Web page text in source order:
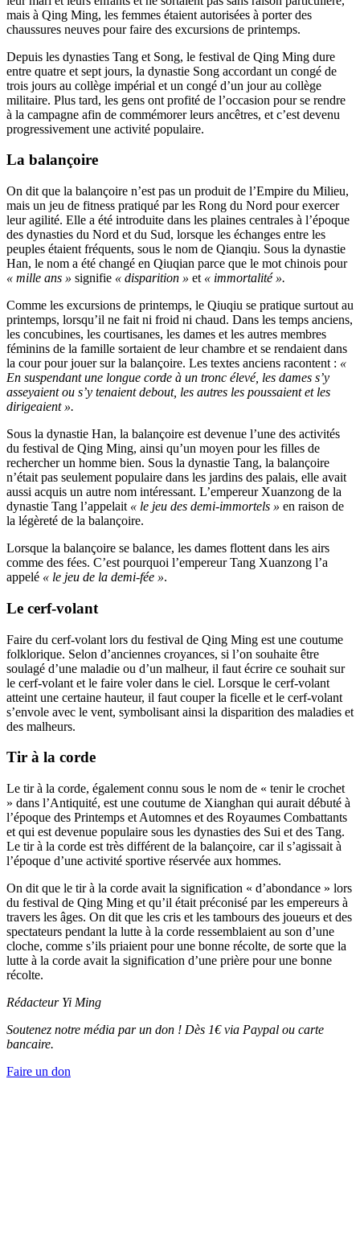
mais à Qing Ming, les femmes étaient autorisées à porter des
chaussures neuves pour faire des excursions de printemps.
Depuis les dynasties Tang et Song, le festival de Qing Ming dure
entre quatre et sept jours, la dynastie Song accordant un congé de
trois jours au collège impérial et un congé d’un jour au collège
militaire. Plus tard, les gens ont profité de l’occasion pour se rendre
à la campagne afin de commémorer leurs ancêtres, et c’est devenu
progressivement une activité populaire.
La balançoire
On dit que la balançoire n’est pas un produit de l’Empire du Milieu,
mais un jeu de fitness pratiqué par les Rong du Nord pour exercer
leur agilité. Elle a été introduite dans les plaines centrales à l’époque
des dynasties du Nord et du Sud, lorsque les échanges entre les
peuples étaient fréquents, sous le nom de Qianqiu. Sous la dynastie
Han, le nom a été changé en Qiuqian parce que le mot chinois pour
« mille ans » signifie « disparition » et « immortalité ».
Comme les excursions de printemps, le Qiuqiu se pratique surtout au
printemps, lorsqu’il ne fait ni froid ni chaud. Dans les temps anciens,
les concubines, les courtisanes, les dames et les autres membres
féminins de la famille sortaient de leur chambre et se rendaient dans
la cour pour jouer sur la balançoire. Les textes anciens racontent : «
En suspendant une longue corde à un tronc élevé, les dames s’y
asseyaient ou s’y tenaient debout, les autres les poussaient et les
dirigeaient ».
Sous la dynastie Han, la balançoire est devenue l’une des activités
du festival de Qing Ming, ainsi qu’un moyen pour les filles de
rechercher un homme bien. Sous la dynastie Tang, la balançoire
n’était pas seulement populaire dans les jardins des palais, elle avait
aussi acquis un autre nom intéressant. L’empereur Xuanzong de la
dynastie Tang l’appelait « le jeu des demi-immortels » en raison de
la légèreté de la balançoire.
Lorsque la balançoire se balance, les dames flottent dans les airs
comme des fées. C’est pourquoi l’empereur Tang Xuanzong l’a
appelé « le jeu de la demi-fée ».
Le cerf-volant
Faire du cerf-volant lors du festival de Qing Ming est une coutume
folklorique. Selon d’anciennes croyances, si l’on souhaite être
soulagé d’une maladie ou d’un malheur, il faut écrire ce souhait sur
le cerf-volant et le faire voler dans le ciel. Lorsque le cerf-volant
atteint une certaine hauteur, il faut couper la ficelle et le cerf-volant
s’envole avec le vent, symbolisant ainsi la disparition des maladies et
des malheurs.
Tir à la corde
Le tir à la corde, également connu sous le nom de « tenir le crochet
» dans l’Antiquité, est une coutume de Xianghan qui aurait débuté à
l’époque des Printemps et Automnes et des Royaumes Combattants
et qui est devenue populaire sous les dynasties des Sui et des Tang.
Le tir à la corde est très différent de la balançoire, car il s’agissait à
l’époque d’une activité sportive réservée aux hommes.
On dit que le tir à la corde avait la signification « d’abondance » lors
du festival de Qing Ming et qu’il était préconisé par les empereurs à
travers les âges. On dit que les cris et les tambours des joueurs et des
spectateurs pendant la lutte à la corde ressemblaient au son d’une
cloche, comme s’ils priaient pour une bonne récolte, de sorte que la
lutte à la corde avait la signification d’une prière pour une bonne
récolte.
Rédacteur Yi Ming
Soutenez notre média par un don ! Dès 1€ via Paypal ou carte
bancaire.
Faire un don